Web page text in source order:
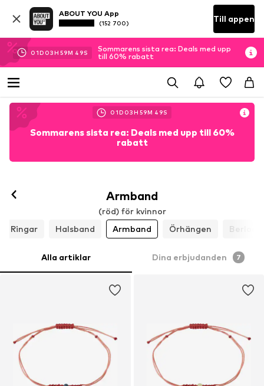
ABOUT YOU App
(152 700) Till appen
01D 03H 59M 48S
Sommarens sista rea: Deals med upp
till 60% rabatt
01D 03H 59M 48S
Sommarens sista rea: Deals med upp till 60%
rabatt
Armband
(röd) för kvinnor
Ringar
Halsband Armband Örhängen
Alla artiklar Dina erbjudanden 7